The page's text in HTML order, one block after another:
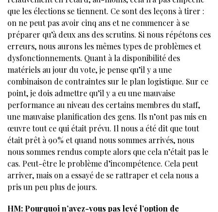
que les élections se tiennent. Ce sont des leçons à tirer :
on ne peut pas avoir cinq ans et ne commencer à se
préparer qu’à deux ans des scrutins. Si nous répétons ces
erreurs, nous aurons les mêmes types de problèmes et
dysfonctionnements. Quant à la disponibilité des
matériels au jour du vote, je pense qu’il y a une
combinaison de contraintes sur le plan logistique. Sur ce
point, je dois admettre qu’il y a eu une mauvaise
performance au niveau des certains membres du staff,
une mauvaise planification des gens. Ils n’ont pas mis en
œuvre tout ce qui était prévu. Il nous a été dit que tout
était prêt à 90% et quand nous sommes arrivés, nous
nous sommes rendus compte alors que cela n’était pas le
cas. Peut-être le problème d’incompétence. Cela peut
arriver, mais on a essayé de se rattraper et cela nous a
pris un peu plus de jours.
HM: Pourquoi n’avez-vous pas levé l’option de